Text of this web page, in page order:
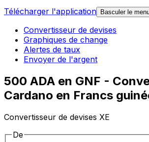
Télécharger l'application
Basculer le
Convertisseur de devises
Graphiques de change
Alertes de taux
Envoyer de l'argent
500 ADA en GNF -
Cardano en Francs
Convertisseur de devises XE
De